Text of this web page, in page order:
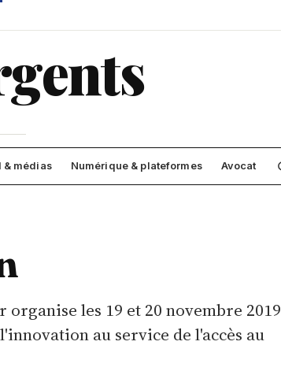
& médias Numérique & plateformes Avocat
les 19 et 20 novembre 2019
au service de l'accès au